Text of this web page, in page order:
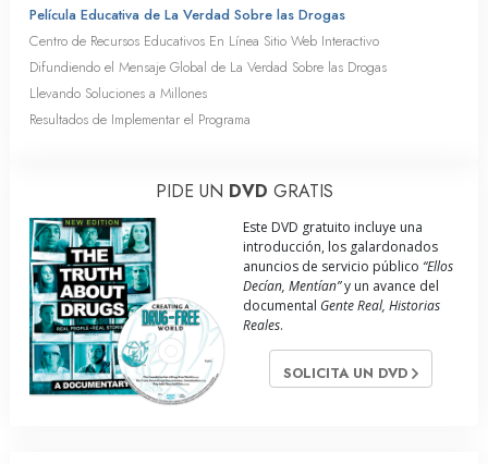
Película Educativa de La Verdad Sobre las Drogas
Centro de Recursos Educativos En Línea Sitio Web Interactivo
Difundiendo el Mensaje Global de La Verdad Sobre las Drogas
Llevando Soluciones a Millones
Resultados de Implementar el Programa
PIDE UN DVD GRATIS
Este DVD gratuito incluye una
introducción, los galardonados
anuncios de servicio público “Ellos
Decían, Mentían”y un avance del
documental Gente Real, Historias
Reales.
SOLICITA UN DVD